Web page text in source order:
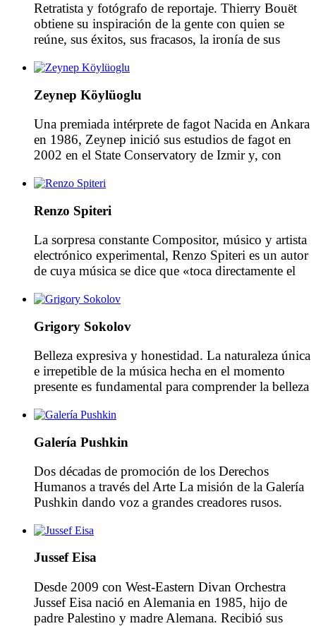
Retratista y fotógrafo de reportaje. Thierry Bouët
obtiene su inspiración de la gente con quien se
reúne, sus éxitos, sus fracasos, la ironía de sus
viaje fotográfico alrededor del mundo, en busca de
una bandera blanca en […]
Zeynep Köylüoglu
Una premiada intérprete de fagot Nacida en Ankara
en 1986, Zeynep inició sus estudios de fagot en
2002 en el State Conservatory de Izmir y, con
en Hannover con el profesor Dag Jensen. Ha
Gustav Mahler Jugendorchester y fue miembro
[…]
Renzo Spiteri
La sorpresa constante Compositor, músico y artista
electrónico experimental, Renzo Spiteri es un autor
de cuya música se dice que «toca directamente el
mundialmente reconocido por su versatilidad, su
expresión que utiliza, lo que le ha valido el
reconocimiento mundial. […]
Grigory Sokolov
Belleza expresiva y honestidad. La naturaleza única
e irrepetible de la música hecha en el momento
presente es fundamental para comprender la belleza
Grigory Sokolov. Las interpretaciones poéticas del
mística en la interpretación, surgen del profundo
conocimiento de las […]
Galería Pushkin
Dos décadas de promoción de los Derechos
Humanos a través del Arte La misión de la Galería
Pushkin dando voz a grandes creadores rusos.
colecciones de toda una vida, Kenneth Pushkin ha
coleccionado, cuidado y publicado las obras de
destacados artistas que eligieron trabajar fuera de
los principios […]
Jussef Eisa
Desde 2009 con West-Eastern Divan Orchestra
Jussef Eisa nació en Alemania en 1985, hijo de
padre Palestino y madre Alemana. Recibió sus